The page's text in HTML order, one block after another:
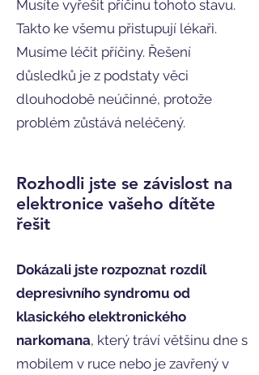
Musíte vyřešit příčinu tohoto stavu.
Takto ke všemu přistupují lékaři.
Musíme léčit příčiny. Řešení
důsledků je z podstaty věci
dlouhodobě neúčinné, protože
problém zůstává neléčený.
Rozhodli jste se závislost na
elektronice vašeho dítěte
řešit
Dokázali jste rozpoznat rozdíl
depresivního syndromu od
klasického elektronického
narkomana, který tráví většinu dne s
mobilem v ruce nebo je zavřený v